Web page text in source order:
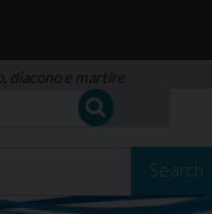
diacono e martire
Search